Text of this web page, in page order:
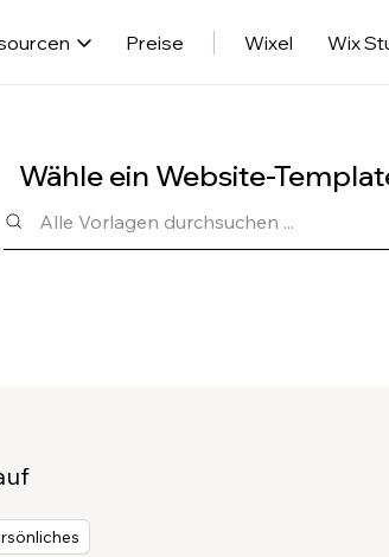
Preise Wixel Wix
Wähle ein Website-